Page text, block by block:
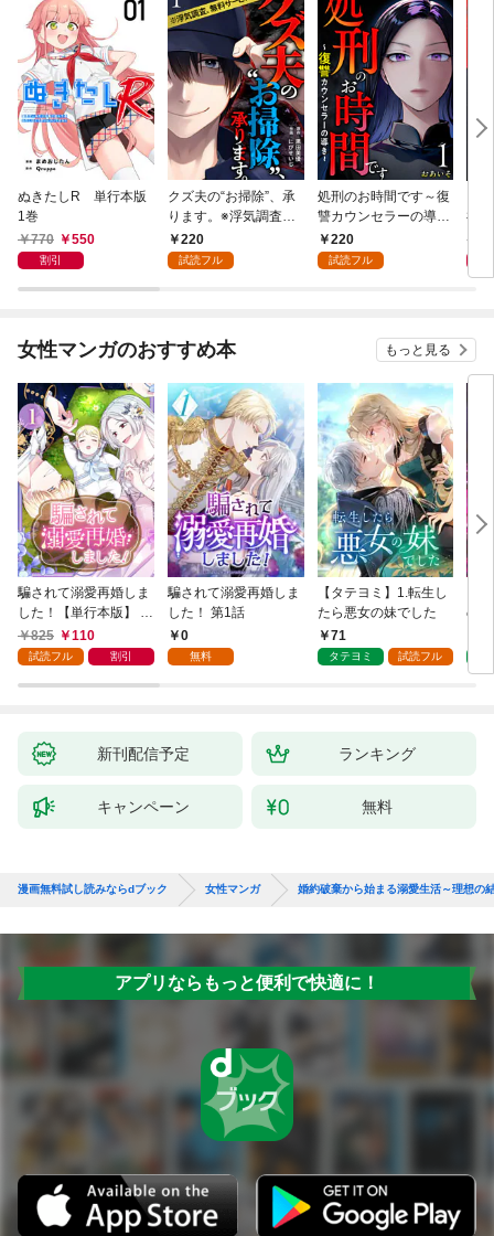
ぬきたしR 単行本版
1巻
770
550
割引
クズ夫の“お掃除”、承
ります。※浮気調査、
無料サービス付き 1巻
220
試読フル
処刑のお時間です～復
讐カウンセラーの導き
～ 1巻
220
試読フル
神
女性マンガのおすすめ本 もっと見る
騙されて溺愛再婚しま
した！【単行本版】 1
巻825 110
試読フル 割引
騙されて溺愛再婚しま
した！ 第1話
0
無料
【タテヨミ】1.転生し
たら悪女の妹でした
71
タテヨミ 試読フル
の
新刊配信予定 ランキング
キャンペーン 無料
漫画無料試し読みならdブック 女性マンガ 婚約破棄から始まる溺愛生活～理想
アプリならもっと便利で快適に！